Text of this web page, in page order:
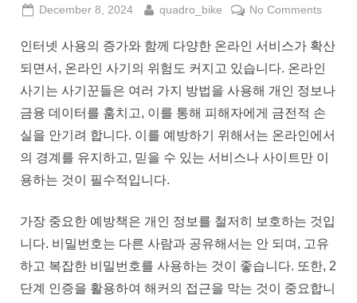
r
a
Posted
December 8, 2024 By
quadro_bike No Commentson
요
한
방
To
You
To
신
스
스
로
인터넷 사용의 증가와 함께 다양한 온라인 서비스가 확산
되면서, 온라인 사기의 위험도 커지고 있습니다. 온라인
사기는 사기꾼들은 여러 가지 방법을 사용해 개인 정보나
금융 데이터를 훔치고, 이를 통해 피해자에게 금전적 손
실을 안기려 합니다. 이를 예방하기 위해서는 온라인에서
의 경계를 유지하고, 믿을 수 있는 서비스나 사이트만 이
용하는 것이 필수적입니다.
가장 중요한 예방책은 개인 정보를 철저히 보호하는 것입
니다. 비밀번호는 다른 사람과 공유해서는 안 되며, 고유
하고 복잡한 비밀번호를 사용하는 것이 좋습니다. 또한, 2
단계 인증을 활용하여 해커의 접근을 막는 것이 중요합니